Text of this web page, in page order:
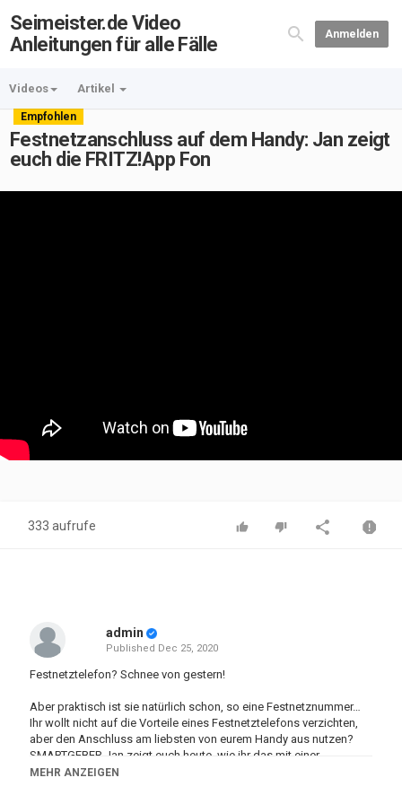
Seimeister.de Video
Anleitungen für alle Fälle
Anmelden
Videos Artikel
Empfohlen
Festnetzanschluss auf dem Handy: Jan zeigt
euch die FRITZ!App Fon
333 aufrufe
admin
Published Dec 25, 2020
Festnetztelefon? Schnee von gestern!
Aber praktisch ist sie natürlich schon, so eine Festnetznummer…
Ihr wollt nicht auf die Vorteile eines Festnetztelefons verzichten,
aber den Anschluss am liebsten von eurem Handy aus nutzen?
SMARTGEBER Jan zeigt euch heute, wie ihr das mit einer
FRITZ!Box und der FRITZ!App Fon ganz einfach einrichtet.
MEHR ANZEIGEN